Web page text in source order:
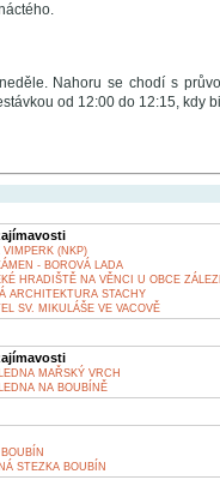
Nahoru se chodí s
od 12:00 do 12:15, kdy
VIMPERK (NKP)
- BOROVÁ LADA
HRADIŠTĚ NA VĚNCI U OBCE
ARCHITEKTURA STACHY
SV. MIKULÁŠE VE VACOVĚ
MAŘSKÝ VRCH
NA BOUBÍNĚ
STEZKA BOUBÍN